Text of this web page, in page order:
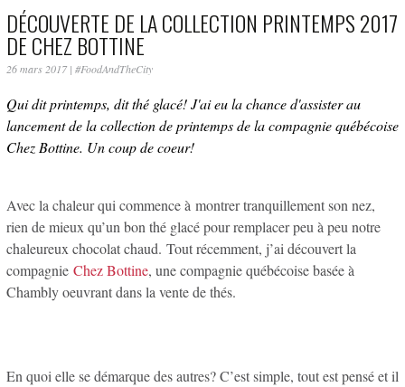
DÉCOUVERTE DE LA COLLECTION PRINTEMPS 2017
DE CHEZ BOTTINE
26 mars 2017 | #FoodAndTheCity
Qui dit printemps, dit thé glacé! J'ai eu la chance d'assister au
lancement de la collection de printemps de la compagnie québécoise
Chez Bottine. Un coup de coeur!
Avec la chaleur qui commence à montrer tranquillement son nez,
rien de mieux qu’un bon thé glacé pour remplacer peu à peu notre
chaleureux chocolat chaud. Tout récemment, j’ai découvert la
compagnie Chez Bottine, une compagnie québécoise basée à
Chambly oeuvrant dans la vente de thés.
En quoi elle se démarque des autres? C’est simple, tout est pensé et il